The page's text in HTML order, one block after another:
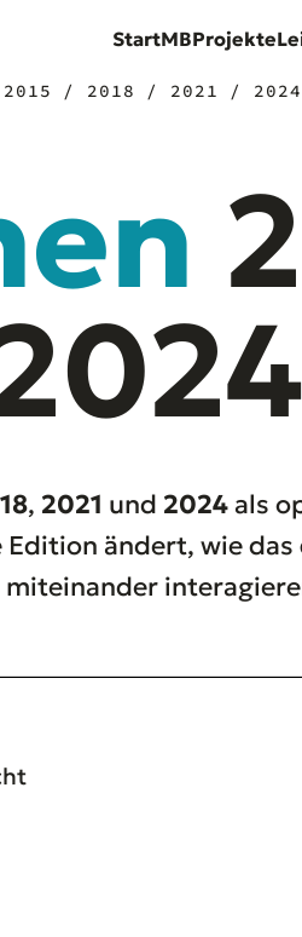
StartMBProjekte
/ 2018 / 2021 / 2024
, 2021 und 2024 als
Edition ändert, wie das